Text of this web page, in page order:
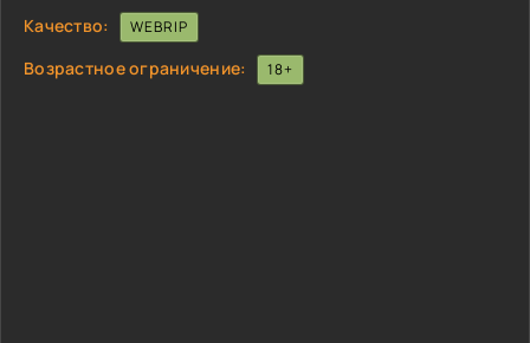
Качество:
WEBRIP
Возрастное ограничение: 18+